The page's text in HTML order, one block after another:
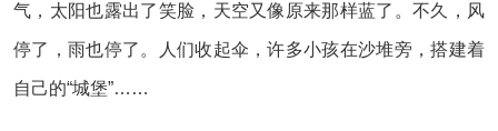
气，太阳也露出了笑脸，天空又像原来那样蓝了。不久，风
停了，雨也停了。人们收起伞，许多小孩在沙堆旁，搭建着
自己的“城堡”……